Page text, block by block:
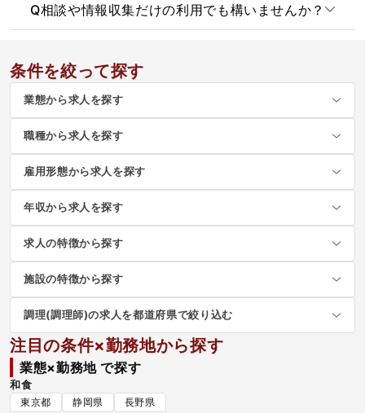
Q相談や情報収集だけの利用でも構いませんか？
条件を絞って探す
業態から求人を探す
職種から求人を探す
雇用形態から求人を探す
年収から求人を探す
求人の特徴から探す
施設の特徴から探す
調理(調理師)の求人を都道府県で絞り込む
注目の条件×勤務地から探す
業態×勤務地 で探す
和食
東京都 静岡県 長野県